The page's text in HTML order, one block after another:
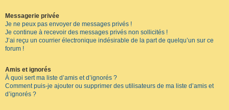
Messagerie privée
Je ne peux pas envoyer de messages privés !
Je continue à recevoir des messages privés non sollicités !
J’ai reçu un courrier électronique indésirable de la part de quelqu’un sur ce
forum !
Amis et ignorés
À quoi sert ma liste d’amis et d’ignorés ?
Comment puis-je ajouter ou supprimer des utilisateurs de ma liste d’amis et
d’ignorés ?